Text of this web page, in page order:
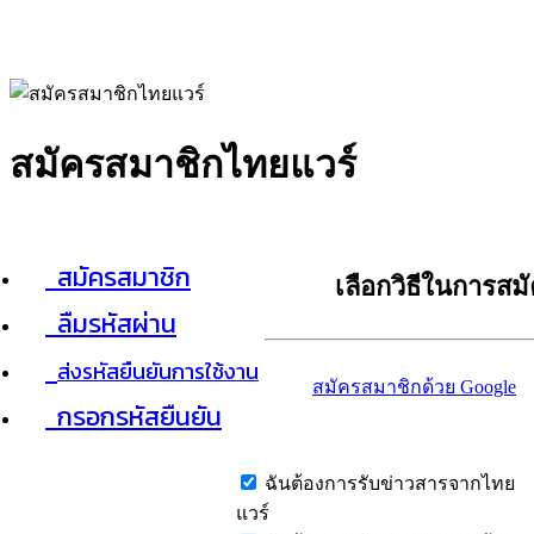
สมัครสมาชิกไทยแวร์
สมัครสมาชิก
ลืมรหัสผ่าน
ส่งรหัสยืนยันการใช้งาน
กรอกรหัสยืนยัน
เลือกวิธีในการส
สมัครสมาชิกด้วย Google
ฉันต้องการรับข่าวสารจากไทย
แวร์